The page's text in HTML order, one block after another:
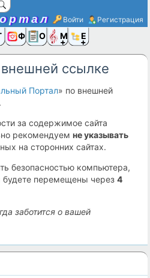
Войти Регистрация
Фото Ещё
ссылке
Портал» по внешней
.
за содержимое сайта
рекомендуемне указывать
на сторонних сайтах.
безопасностью компьютера,
будете перемещены через4
заботится о вашей